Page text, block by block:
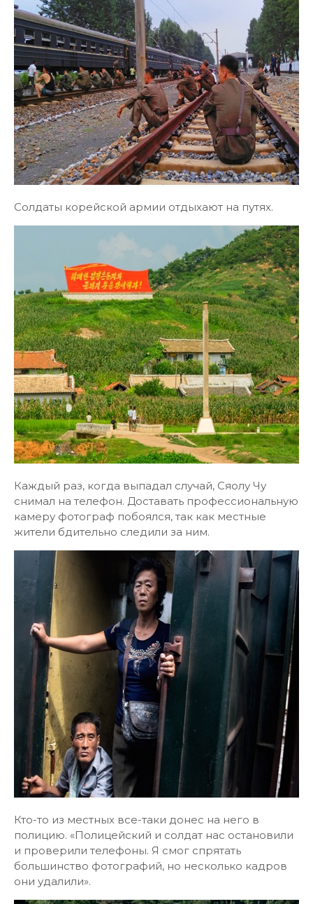
Солдаты корейской армии отдыхают на путях.
Каждый раз, когда выпадал случай, Сяолу Чу
снимал на телефон. Доставать профессиональную
камеру фотограф побоялся, так как местные
жители бдительно следили за ним.
Кто-то из местных все-таки донес на него в
полицию. «Полицейский и солдат нас остановили
и проверили телефоны. Я смог спрятать
большинство фотографий, но несколько кадров
они удалили».